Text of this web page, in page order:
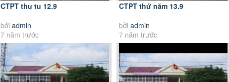
CTPT thu tu 12.9
bởi admin
7 năm trước
CTPT thứ năm 13.9
bởi admin
7 năm trước